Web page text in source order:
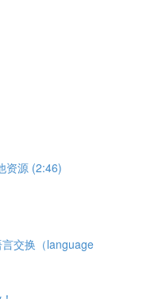
资源 (2:46)
交换（language